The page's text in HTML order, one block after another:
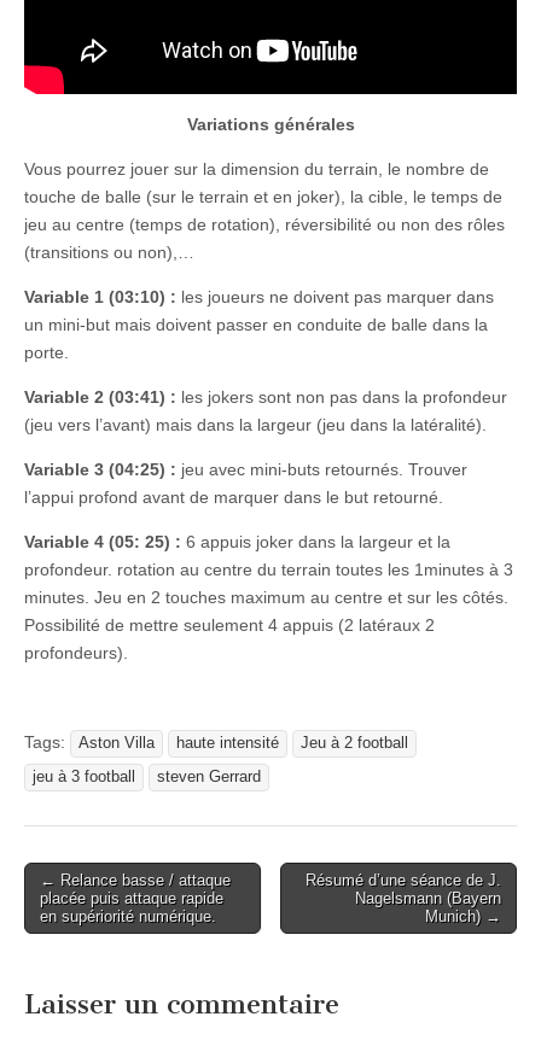
Variations générales
Vous pourrez jouer sur la dimension du terrain, le nombre de
touche de balle (sur le terrain et en joker), la cible, le temps de
jeu au centre (temps de rotation), réversibilité ou non des rôles
(transitions ou non),…
Variable 1 (03:10) : les joueurs ne doivent pas marquer dans
un mini-but mais doivent passer en conduite de balle dans la
porte.
Variable 2 (03:41) : les jokers sont non pas dans la profondeur
(jeu vers l’avant) mais dans la largeur (jeu dans la latéralité).
Variable 3 (04:25) : jeu avec mini-buts retournés. Trouver
l’appui profond avant de marquer dans le but retourné.
Variable 4 (05: 25) : 6 appuis joker dans la largeur et la
profondeur. rotation au centre du terrain toutes les 1minutes à 3
minutes. Jeu en 2 touches maximum au centre et sur les côtés.
Possibilité de mettre seulement 4 appuis (2 latéraux 2
profondeurs).
Tags: Aston Villa haute intensité
Jeu à 2 football
jeu à 3 football
steven Gerrard
Post
navigation
← Relance basse / attaque
placée puis attaque rapide
en supériorité numérique.
Résumé d’une séance de J.
Nagelsmann (Bayern
Munich) →
Laisser un commentaire